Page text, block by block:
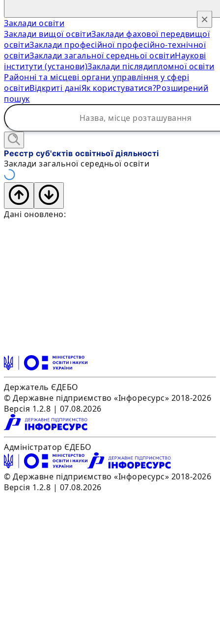
Заклади освіти
Заклади вищої освітиЗаклади фахової передвищої
освітиЗаклади професійної професійно-технічної
освітиЗаклади загальної середньої освітиНаукові
інститути (установи)Заклади післядипломної освіти
Районні та місцеві органи управління у сфері
освітиВідкриті даніЯк користуватися?Розширений
пошук
×
Реєстр суб'єктів освітньої діяльності
Заклади загальної середньої освіти
Дані оновлено:
Держатель ЄДЕБО
© Державне підприємство «Інфоресурс» 2018-2026
Версія 1.2.8 | 07.08.2026
Адміністратор ЄДЕБО
© Державне підприємство «Інфоресурс» 2018-2026
Версія 1.2.8 | 07.08.2026